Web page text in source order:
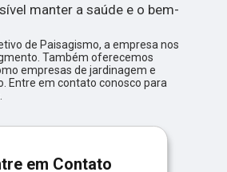
manter a saúde e o bem-
de Paisagismo, a empresa nos
Também oferecemos
empresas de jardinagem e
Entre em contato conosco para
em Contato